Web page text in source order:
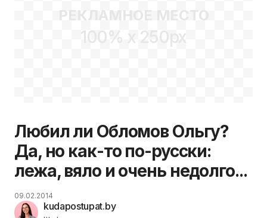
РЕКЛАМНОЕ МЕСТО
100% x 250px
Любил ли Обломов Ольгу?
Да, но как-то по-русски:
лежа, вяло и очень недолго...
kudapostupat.by
09.02.2014